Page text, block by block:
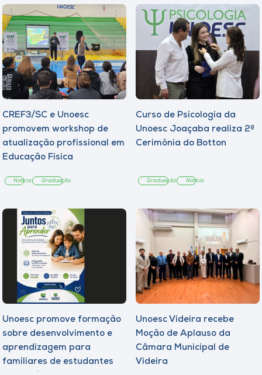
CREF3/SC e Unoesc
promovem workshop de
atualização profissional em
Educação Física
Notícia Graduação
Curso de Psicologia da
Unoesc Joaçaba realiza 2ª
Cerimônia do Botton
Graduação Notícia
Unoesc promove formação
sobre desenvolvimento e
aprendizagem para
familiares de estudantes
Unoesc Videira recebe
Moção de Aplauso da
Câmara Municipal de
Videira